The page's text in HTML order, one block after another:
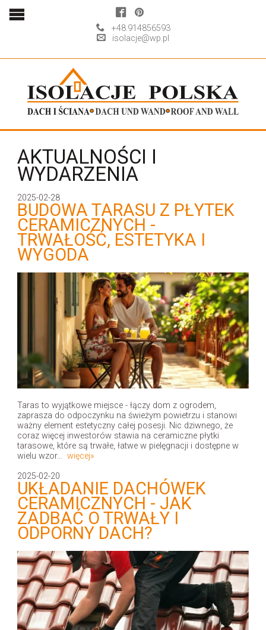
+48.914856593
isolacje@wp.pl
AKTUALNOŚCI I
WYDARZENIA
2025-02-28
BUDOWA TARASU Z PŁYTEK
CERAMICZNYCH -
TRWAŁOŚĆ, ESTETYKA I
WYGODA
Taras to wyjątkowe miejsce - łączy dom z ogrodem,
zaprasza do odpoczynku na świeżym powietrzu i stanowi
ważny element estetyczny całej posesji. Nic dziwnego, że
coraz więcej inwestorów stawia na ceramiczne płytki
tarasowe, które są trwałe, łatwe w pielęgnacji i dostępne w
wielu wzor... więcej»
2025-02-20
UKŁADANIE DACHÓWEK
CERAMICZNYCH - JAK
ZADBAĆ O TRWAŁY I
ODPORNY DACH?